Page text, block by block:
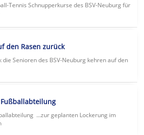
Tennis Schnupperkurse des BSV-Neuburg für
den Rasen zurück
die Senioren des BSV-Neuburg kehren auf den
...zur geplanten Lockerung im